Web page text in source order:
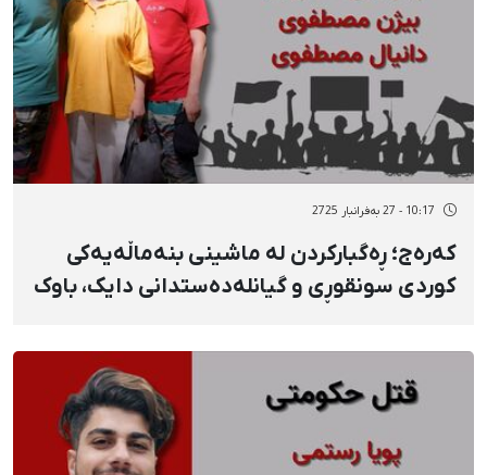
10:17 - 27 بەفرانبار 2725
کەرەج؛ ڕەگبارکردن لە ماشینی بنەماڵەیەکی
کوردی سونقوڕی و گیانلەدەستدانی دایک، باوک